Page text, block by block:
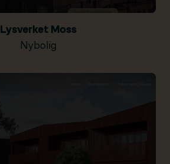
Lysverket Moss
Nybolig